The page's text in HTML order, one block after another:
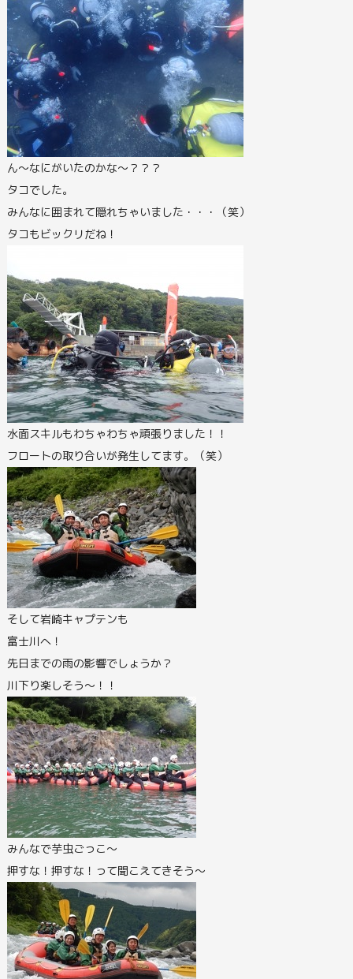
ん～なにがいたのかな～？？？
タコでした。
みんなに囲まれて隠れちゃいました・・・（笑）
タコもビックリだね！
水面スキルもわちゃわちゃ頑張りました！！
フロートの取り合いが発生してます。（笑）
そして岩崎キャプテンも
富士川へ！
先日までの雨の影響でしょうか？
川下り楽しそう～！！
みんなで芋虫ごっこ～
押すな！押すな！って聞こえてきそう～